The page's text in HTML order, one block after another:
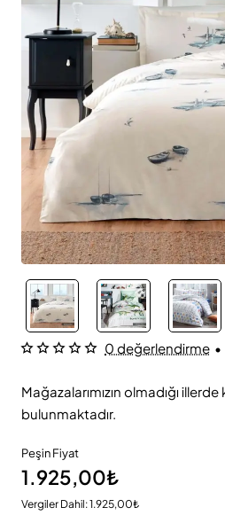
Mağazalarımızın olmadığı
bulunmaktadır.
0 değerlendirme •
Peşin Fiyat
1.925,00₺
Vergiler Dahil: 1.925,00₺